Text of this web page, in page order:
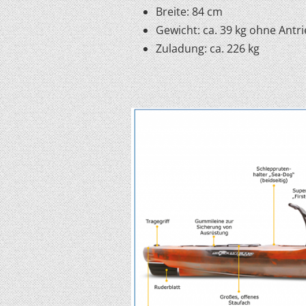
Breite: 84 cm
Gewicht: ca. 39 kg ohne
Zuladung: ca. 226 kg